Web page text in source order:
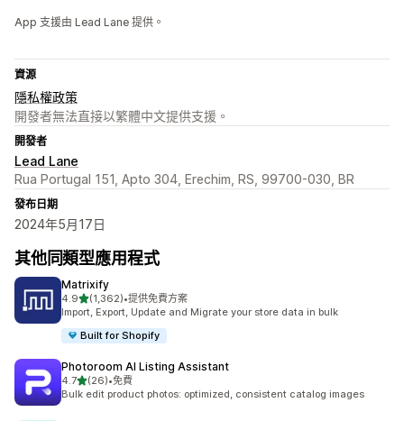
App 支援由 Lead Lane 提供。
資源
隱私權政策
開發者無法直接以繁體中文提供支援。
開發者
Lead Lane
Rua Portugal 151, Apto 304, Erechim, RS, 99700-030, BR
發布日期
2024年5月17日
其他同類型應用程式
Matrixify
4.9滿分 5 顆星
(1,362)
共有 1362 則評價
•提供免費方案
Import, Export, Update and Migrate your store data in bulk
Built for Shopify
Photoroom AI Listing Assistant
4.7滿分 5 顆星
(26)
共有 26 則評價
•免費
Bulk edit product photos: optimized, consistent catalog images